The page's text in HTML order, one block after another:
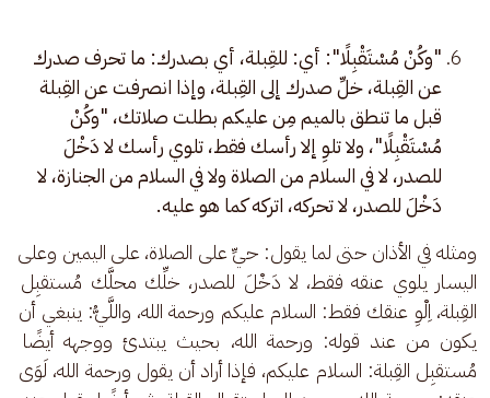
"وكُنْ مُسْتَقْبِلًا": أي: للقِبلة، أي بصدرك: ما تحرف صدرك
عن القِبلة، خلِّ صدرك إلى القِبلة، وإذا انصرفت عن القِبلة
قبل ما تنطق بالميم مِن عليكم بطلت صلاتك، "وكُنْ
مُسْتَقْبِلًا"، ولا تلوِ إلا رأسك فقط، تلوي رأسك لا دَخْلَ
للصدر، لا في السلام من الصلاة ولا في السلام من الجنازة، لا
دَخْلَ للصدر، لا تحركه، اتركه كما هو عليه.
ومثله في الأذان حتى لما يقول: حيِّ على الصلاة، على اليمين وعلى
اليسار يلوي عنقه فقط، لا دَخْلَ للصدر، خلِّك محلَّك مُستقبِل
القِبلة، اِلْوِ عنقك فقط: السلام عليكم ورحمة الله، واللَّيُّ: ينبغي أن
يكون من عند قوله: ورحمة الله، بحيث يبتدئ ووجهه أيضًا
مُستقبِل القِبلة: السلام عليكم، فإذا أراد أن يقول ورحمة الله، لَوَى